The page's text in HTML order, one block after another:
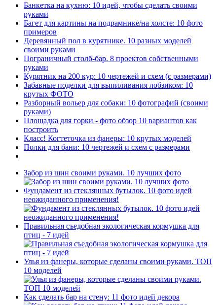
Банкетка на кухню: 10 идей, чтобы сделать своими
руками
Багет для картины на подрамнике/на холсте: 10 фото
примеров
Деревянный пол в курятнике. 10 разных моделей
своими руками
Пограничный столб-бар. 8 проектов собственными
руками
Курятник на 200 кур: 10 чертежей и схем (с размерами)
Забавные поделки для выпиливания лобзиком: 10
крутых ФОТО
Разборный вольер для собаки: 10 фотографий (своими
руками)
Площадка для горки - фото обзор 10 вариантов как
построить
Класс! Когтеточка из фанеры: 10 крутых моделей
Полки для бани: 10 чертежей и схем с размерами
Забор из шин своими руками. 10 лучших фото
Фундамент из стеклянных бутылок. 10 фото идей
неожиданного применения!
Правильная съедобная экологическая кормушка для
птиц - 7 идей
Улья из фанеры, которые сделаны своими руками. ТОП
10 моделей
Как сделать бар на стену: 11 фото идей декора